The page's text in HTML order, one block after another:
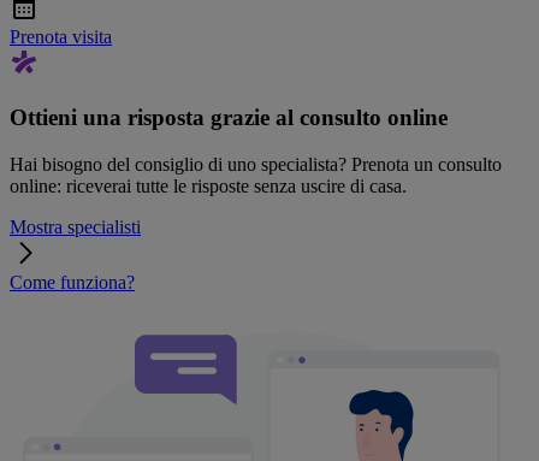
Prenota visita
Ottieni una risposta grazie al consulto online
Hai bisogno del consiglio di uno specialista? Prenota un consulto
online: riceverai tutte le risposte senza uscire di casa.
Mostra specialisti
Come funziona?